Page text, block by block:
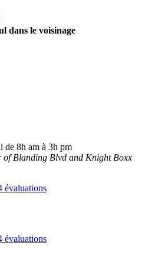
dans le voisinage
de 8h am à 3h pm
of Blanding Blvd and Knight Boxx
évaluations
évaluations